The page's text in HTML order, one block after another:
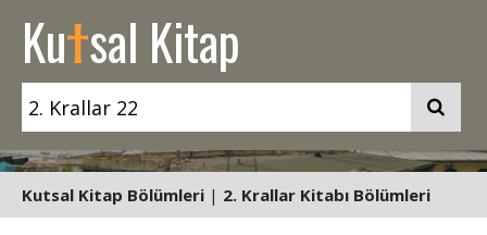
Kutsal Kitap
Kutsal Kitap Bölümleri | 2. Krallar Kitabı Bölümleri